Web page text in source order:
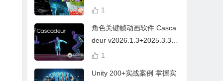
视频特效插件Continuum Wi
1
角色关键帧动画软件 Casca
deur v2026.1.3+2025.3.3
Win/Mac+中文字幕教程
1
Unity 200+实战案例 掌握实